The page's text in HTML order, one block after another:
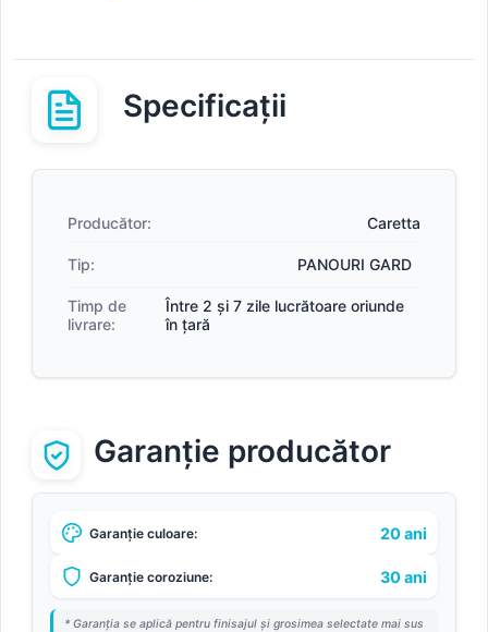
Specificații
Producător: Caretta
Tip: PANOURI GARD
Timp de
livrare:
Între 2 și 7 zile lucrătoare oriunde
în țară
Garanție producător
Garanție culoare: 20 ani
Garanție coroziune: 30 ani
* Garanția se aplică pentru finisajul și grosimea selectate mai sus